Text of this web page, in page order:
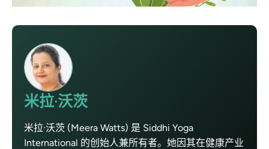
米拉·沃茨
米拉·沃茨 (Meera Watts) 是 Siddhi Yoga
International 的创始人兼所有者。她因其在健康产业